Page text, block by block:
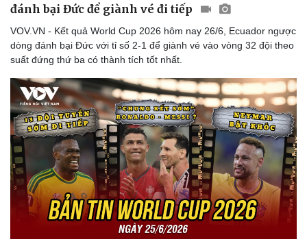
đánh bại Đức để giành vé đi tiếp
VOV.VN - Kết quả World Cup 2026 hôm nay 26/6, Ecuador ngược
dòng đánh bại Đức với tỉ số 2-1 để giành vé vào vòng 32 đội theo
suất đứng thứ ba có thành tích tốt nhất.